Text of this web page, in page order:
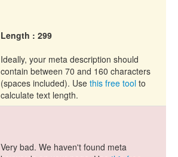
Length : 299
Ideally, your meta description should
contain between 70 and 160 characters
(spaces included). Use this free tool to
calculate text length.
Very bad. We haven't found meta